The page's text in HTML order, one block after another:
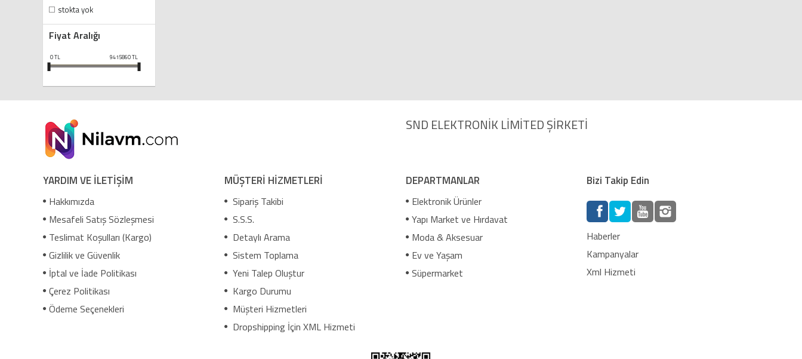
stokta yok
Fiyat Aralığı
0TL 9415860TL
SND ELEKTRONİK LİMİTED ŞİRKETİ
YARDIM VE İLETİŞİM
Hakkımızda
Mesafeli Satış Sözleşmesi
Teslimat Koşulları (Kargo)
Gizlilik ve Güvenlik
İptal ve İade Politikası
Çerez Politikası
Ödeme Seçenekleri
MÜŞTERİ HİZMETLERİ
Sipariş Takibi
S.S.S.
Detaylı Arama
Sistem Toplama
Yeni Talep Oluştur
Kargo Durumu
Müşteri Hizmetleri
Dropshipping İçin XML Hizmeti
DEPARTMANLAR
Elektronik Ürünler
Yapı Market ve Hırdavat
Moda & Aksesuar
Ev ve Yaşam
Süpermarket
Bizi Takip Edin
Haberler
Kampanyalar
Xml Hizmeti